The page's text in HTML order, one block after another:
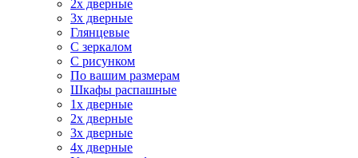
2х дверные
3х дверные
Глянцевые
С зеркалом
С рисунком
По вашим размерам
Шкафы распашные
1х дверные
2х дверные
3х дверные
4х дверные